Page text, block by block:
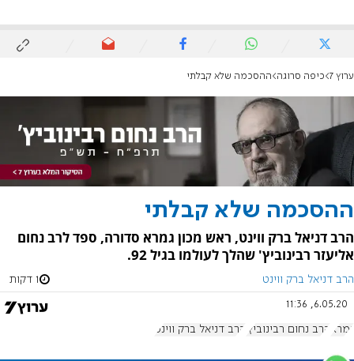
ערוץ 7 כיפה סרוגה ההסכמה שלא קבלתי
ההסכמה שלא קבלתי
הרב דניאל ברק ווינט, ראש מכון גמרא סדורה, ספד לרב נחום
אליעזר רבינוביץ' שהלך לעולמו בגיל 92.
הרב דניאל ברק ווינט 1 דקות
6.05.20, 11:36
גמרא הרב נחום רבינוביץ' הרב דניאל ברק ווינט